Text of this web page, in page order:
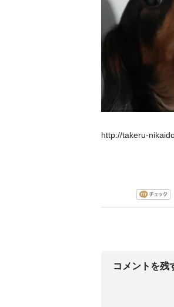
http://takeru-
コメントを残